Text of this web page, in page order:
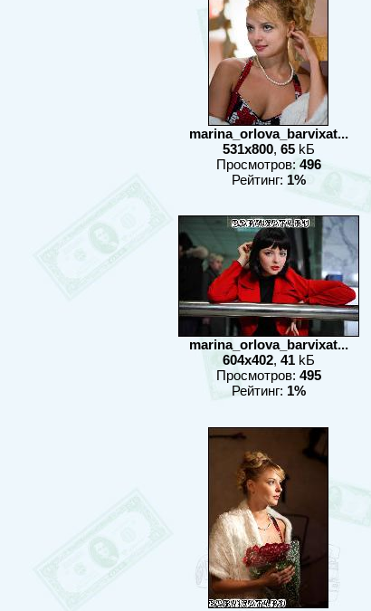
marina_orlova_barvixat...
531x800, 65kБ
Просмотров: 496
Рейтинг: 1%
marina_orlova_barvixat...
604x402, 41kБ
Просмотров: 495
Рейтинг: 1%